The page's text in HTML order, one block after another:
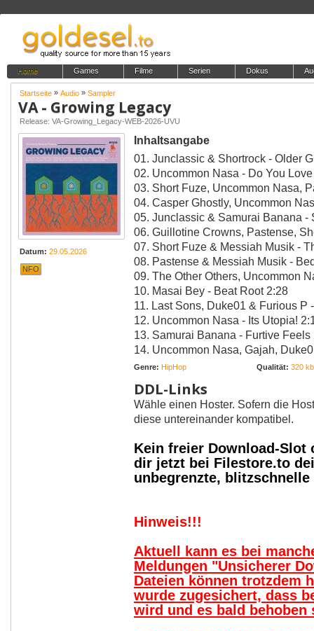
Home Games Filme Serien Dokus
Startseite » Audio » Sampler
VA - Growing Legacy
Release: VA-Growing_Legacy-WEB-2026-UVU
Datum: 29.05.2026
NFO
Inhaltsangabe
01. Junclassic & Shortrock - Older
02. Uncommon Nasa - Do You
03. Short Fuze, Uncommon Nasa,
04. Casper Ghostly, Uncommon
05. Junclassic & Samurai Banana -
06. Guillotine Crowns, Pastense,
07. Short Fuze & Messiah Musik -
08. Pastense & Messiah Musik -
09. The Other Others, Uncommon
10. Masai Bey - Beat Root 2:28
11. Last Sons, Duke01 & Furious P
12. Uncommon Nasa - Its Utopia!
13. Samurai Banana - Furtive Feels
14. Uncommon Nasa, Gajah,
Genre: HipHop Qualität: 320
DDL-Links
Wähle einen Hoster. Sofern die
diese untereinander kompatibel.
Kein freier Download-Slot
dir jetzt bei Filestore.to
unbegrenzte,
Hinweis!!!
Aktuell kann es bei
Meldungen "Unsicherer
Dateien können trotzdem
wurde zugesichert, dass
wird und es bald behoben